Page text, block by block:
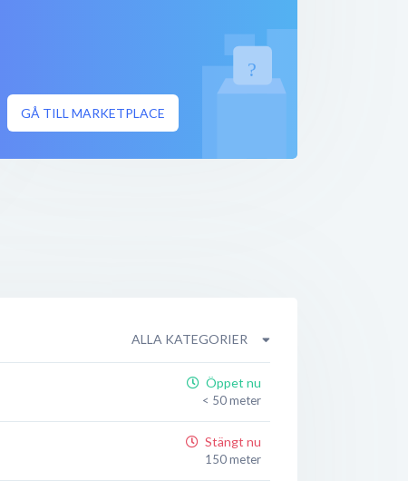
GÅ TILL MARKETPLACE
ALLA KATEGORIER
Öppet nu
< 50 meter
Stängt nu
150 meter